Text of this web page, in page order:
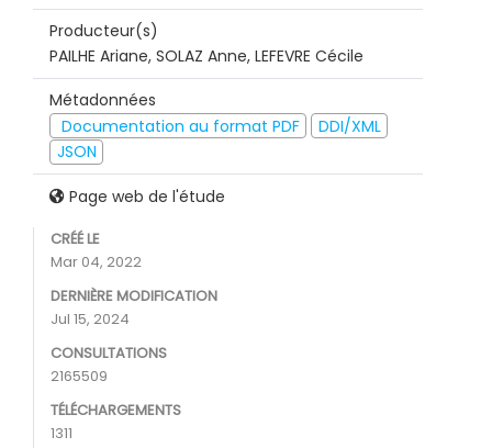
Producteur(s)
PAILHE Ariane, SOLAZ Anne, LEFEVRE Cécile
Métadonnées
Documentation au format PDF
DDI/XML
JSON
Page web de l'étude
CRÉÉ LE
Mar 04, 2022
DERNIÈRE MODIFICATION
Jul 15, 2024
CONSULTATIONS
2165509
TÉLÉCHARGEMENTS
1311